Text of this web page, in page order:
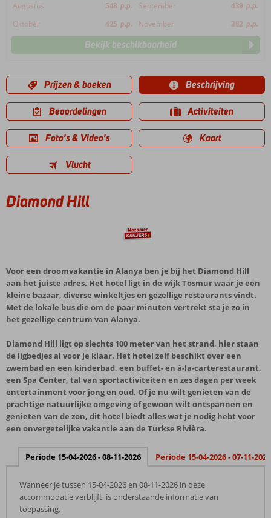
Augustus 548 p.p. September 439 p.p.
Oktober
425 p.p. November 382 p.p.
Bekijk beschikbaarheid
Prijzen & boeken Beschrijving
Beoordelingen Activiteiten
Foto's & Video's Kaart
Vlucht
Diamond Hill
Voor een droomvakantie in Alanya ben je bij het Diamond Hill
aan het juiste adres. Het hotel ligt in de wijk Tosmur waar je een
kleine bazaar, diverse winkeltjes en gezellige restaurants vindt.
Met de lokale bus die om de paar minuten vertrekt sta je zo in
het gezellige centrum van Alanya.
Diamond Hill ligt op slechts 100 meter van het strand, hier staan
de ligbedjes al voor je klaar. Het hotel zelf beschikt over een
zwembad en een kinderbad, een buffet- en à-la-carterestaurant,
een Spa Center, tal van sportactiviteiten en zes dagen per week
entertainment voor jong en oud. Of je nu wilt genieten van de
prachtige natuurlijke omgeving of gewoon wilt ontspannen en
genieten van de zon, dit hotel biedt alles wat je nodig hebt voor
een onvergetelijke vakantie aan de Turkse Rivièra.
Periode 15-04-2026 - 08-11-2026 Periode 15-04-2026 - 07-11-2026
Wanneer je tussen 15-04-2026 en 08-11-2026 in deze
accommodatie verblijft, is onderstaande informatie van
toepassing.